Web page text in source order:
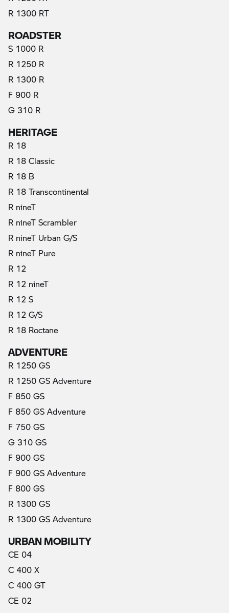
R 1300 RT
ROADSTER
S 1000 R
R 1250 R
R 1300 R
F 900 R
G 310 R
HERITAGE
R 18
R 18 Classic
R 18 B
R 18 Transcontinental
R nineT
R nineT Scrambler
R nineT Urban G/S
R nineT Pure
R 12
R 12 nineT
R 12 S
R 12 G/S
R 18 Roctane
ADVENTURE
R 1250 GS
R 1250 GS Adventure
F 850 GS
F 850 GS Adventure
F 750 GS
G 310 GS
F 900 GS
F 900 GS Adventure
F 800 GS
R 1300 GS
R 1300 GS Adventure
URBAN MOBILITY
CE 04
C 400 X
C 400 GT
CE 02